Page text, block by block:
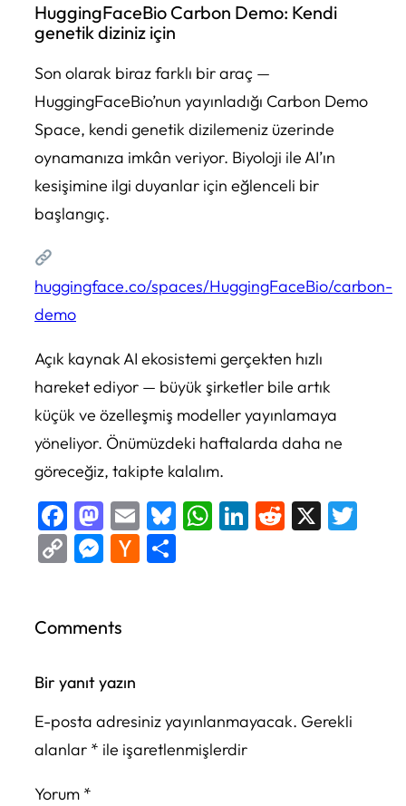
HuggingFaceBio Carbon Demo: Kendi
genetik diziniz için
Son olarak biraz farklı bir araç —
HuggingFaceBio’nun yayınladığı Carbon Demo
Space, kendi genetik dizilemeniz üzerinde
oynamanıza imkân veriyor. Biyoloji ile AI’ın
kesişimine ilgi duyanlar için eğlenceli bir
başlangıç.
huggingface.co/spaces/HuggingFaceBio/carbon-
demo
Açık kaynak AI ekosistemi gerçekten hızlı
hareket ediyor — büyük şirketler bile artık
küçük ve özelleşmiş modeller yayınlamaya
yöneliyor. Önümüzdeki haftalarda daha ne
göreceğiz, takipte kalalım.
Facebook
Mastodon
EmailBluesky
WhatsApp
LinkedIn
Reddit
X
CopyMessenger
Hacker
Comments
Bir yanıt yazın
E-posta adresiniz yayınlanmayacak. Gerekli
alanlar * ile işaretlenmişlerdir
Yorum *